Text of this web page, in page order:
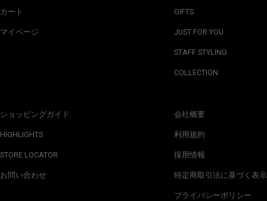
カート
マイページ
ショッピングガイド
HIGHLIGHTS
STORE LOCATOR
お問い合わせ
GIFTS
JUST FOR YOU
STAFF STYLING
COLLECTION
会社概要
利用規約
採用情報
特定商取引法に基づく表示
プライバシーポリシー